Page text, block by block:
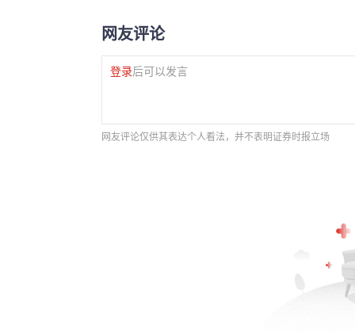
网友评论
登录后可以发言
网友评论仅供其表达个人看法，并不表明证券时报立场